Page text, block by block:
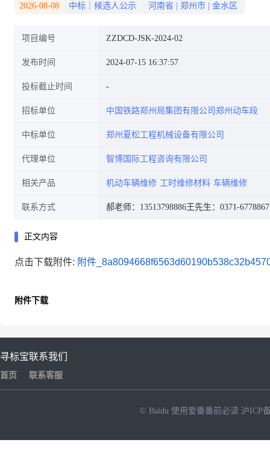
2026-08-08 中标｜候选人公示 河南省 郑州市 金水区
项目编号 ZZDCD-JSK-2024-02
发布时间 2024-07-15 16:37:57
投标截止时间
招标单位 中国铁路郑州局集团有限公司郑州动车段
中标单位 郑州夏松工程机械设备有限公司
代理单位 智博国际工程咨询有限公司
相关产品 机动车辆维修 工时维修材料 车辆维修
联系方式 郝老师：13513798886王先生：0371-
正文内容
点击下载附件: 附件
附件下载
寻标宝
首页
联系我们
联系客服
© Baidu 使用爱番番前必读 沪ICP